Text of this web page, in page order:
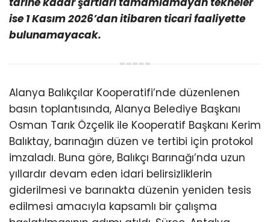
ABONE OL
Alanya Belediyesi ile Alanya Balıkçılar
Kooperatifi arasında, Balıkçı Barınağı’na ilişkin
protokol imzalandı. Barınak’ta düzen ve
denetimi kalıcı şekilde tesis edecek protokole